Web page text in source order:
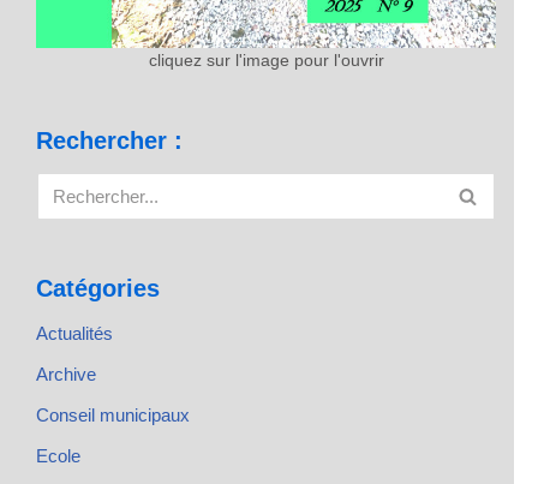
cliquez sur l'image pour l'ouvrir
Rechercher :
Catégories
Actualités
Archive
Conseil municipaux
Ecole